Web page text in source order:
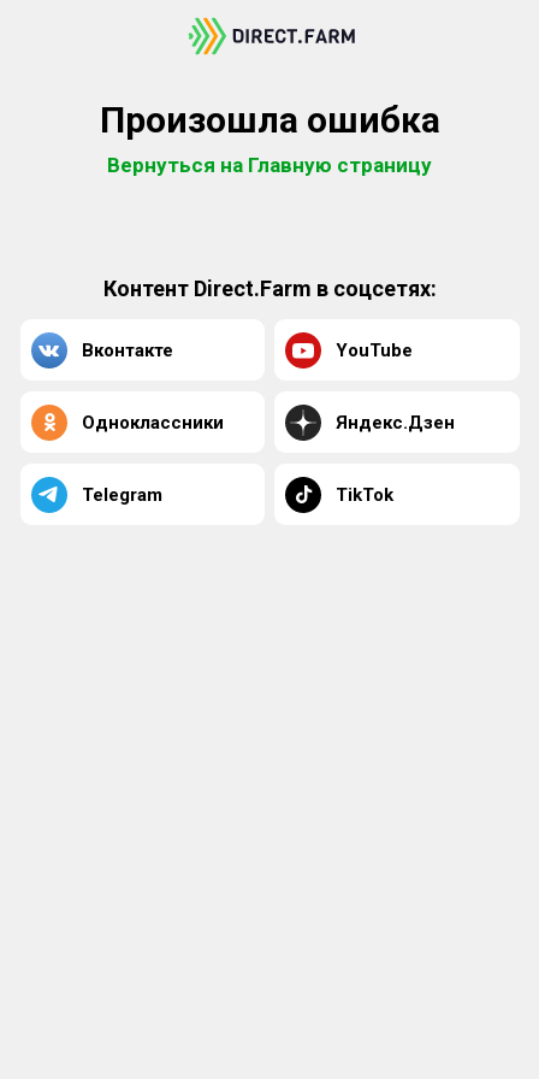
Произошла ошибка
Вернуться на Главную страницу
Контент Direct.Farm в соцсетях:
Вконтакте YouTube
Одноклассники Яндекс.Дзен
Telegram TikTok